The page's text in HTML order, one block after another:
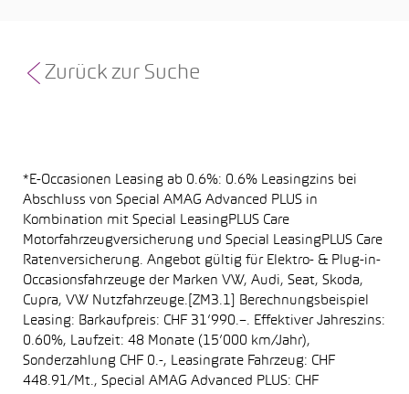
Zurück zur Suche
*E-Occasionen Leasing ab 0.6%: 0.6% Leasingzins bei
Abschluss von Special AMAG Advanced PLUS in
Kombination mit Special LeasingPLUS Care
Motorfahrzeugversicherung und Special LeasingPLUS Care
Ratenversicherung. Angebot gültig für Elektro- & Plug-in-
Occasionsfahrzeuge der Marken VW, Audi, Seat, Skoda,
Cupra, VW Nutzfahrzeuge.[ZM3.1] Berechnungsbeispiel
Leasing: Barkaufpreis: CHF 31’990.–. Effektiver Jahreszins:
0.60%, Laufzeit: 48 Monate (15’000 km/Jahr),
Sonderzahlung CHF 0.-, Leasingrate Fahrzeug: CHF
448.91/Mt., Special AMAG Advanced PLUS: CHF